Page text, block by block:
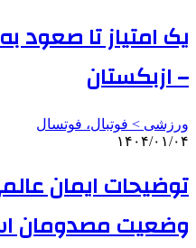
– ازبکستان
ورزشی > فوتبال، فوتسال
۱۴۰۴/۰۱/۰۴
توضیحات ایمان
وضعیت مصدومان